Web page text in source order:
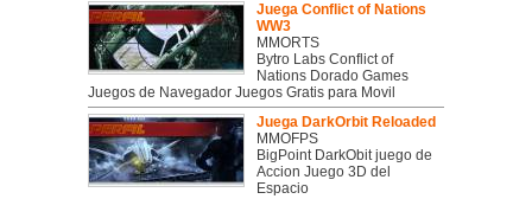
Juega Conflict of Nations
WW3
MMORTS
Bytro Labs Conflict of
Nations Dorado Games
Juegos de Navegador Juegos Gratis para Movil
Juega DarkOrbit Reloaded
MMOFPS
BigPoint DarkObit juego de
Accion Juego 3D del
Espacio